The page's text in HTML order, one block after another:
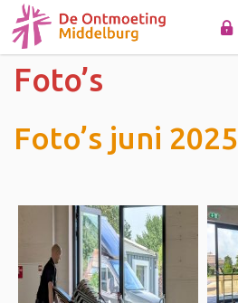
Foto’s
Foto’s juni 2025